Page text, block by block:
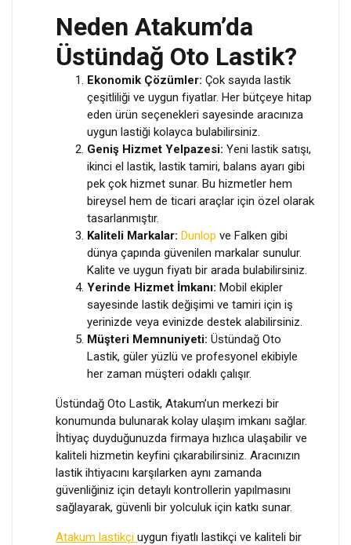
Neden Atakum’da
Üstündağ Oto Lastik?
Ekonomik Çözümler: Çok sayıda lastik
çeşitliliği ve uygun fiyatlar. Her bütçeye hitap
eden ürün seçenekleri sayesinde aracınıza
uygun lastiği kolayca bulabilirsiniz.
Geniş Hizmet Yelpazesi: Yeni lastik satışı,
ikinci el lastik, lastik tamiri, balans ayarı gibi
pek çok hizmet sunar. Bu hizmetler hem
bireysel hem de ticari araçlar için özel olarak
tasarlanmıştır.
Kaliteli Markalar: Dunlop ve Falken gibi
dünya çapında güvenilen markalar sunulur.
Kalite ve uygun fiyatı bir arada bulabilirsiniz.
Yerinde Hizmet İmkanı: Mobil ekipler
sayesinde lastik değişimi ve tamiri için iş
yerinizde veya evinizde destek alabilirsiniz.
Müşteri Memnuniyeti: Üstündağ Oto
Lastik, güler yüzlü ve profesyonel ekibiyle
her zaman müşteri odaklı çalışır.
Üstündağ Oto Lastik, Atakum’un merkezi bir
konumunda bulunarak kolay ulaşım imkanı sağlar.
İhtiyaç duyduğunuzda firmaya hızlıca ulaşabilir ve
kaliteli hizmetin keyfini çıkarabilirsiniz. Aracınızın
lastik ihtiyacını karşılarken aynı zamanda
güvenliğiniz için detaylı kontrollerin yapılmasını
sağlayarak, güvenli bir yolculuk için katkı sunar.
Atakum lastikçi uygun fiyatlı lastikçi ve kaliteli bir